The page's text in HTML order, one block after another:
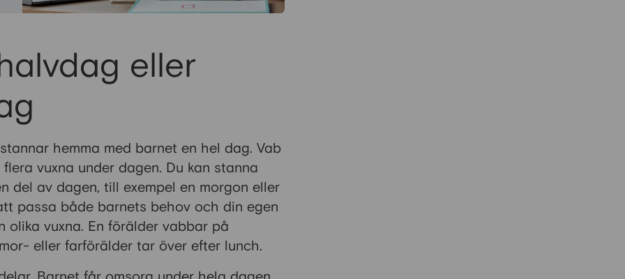
eller
hemma med barnet en hel dag. Vab
vuxna under dagen. Du kan stanna
del av dagen, till exempel en morgon eller
passa både barnets behov och din egen
olika vuxna. En förälder vabbar på
eller farförälder tar över efter lunch.